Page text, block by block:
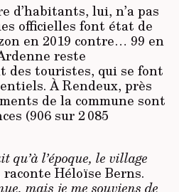
d’habitants, lui, n’a pas
officielles font état de
en 2019 contre… 99 en
reste
des touristes, qui se font
À Rendeux, près
de la commune sont
(906 sur 2 085
qu’à l’époque, le village
raconte Héloïse Berns.
mais je me souviens de